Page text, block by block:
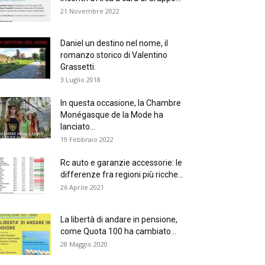
21 Novembre 2022
Daniel un destino nel nome, il
romanzo storico di Valentino
Grassetti.
3 Luglio 2018
In questa occasione, la Chambre
Monégasque de la Mode ha
lanciato...
19 Febbraio 2022
Rc auto e garanzie accessorie: le
differenze fra regioni più ricche...
26 Aprile 2021
La libertà di andare in pensione,
come Quota 100 ha cambiato...
28 Maggio 2020